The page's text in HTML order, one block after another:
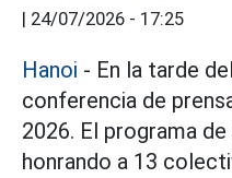
| 24/07/2026 - 17:25
Hanoi - En la tarde
conferencia de
2026. El programa
honrando a 13